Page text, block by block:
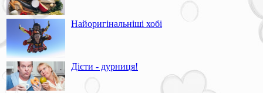
Найоригінальніші хобі
Дієти - дурниця!